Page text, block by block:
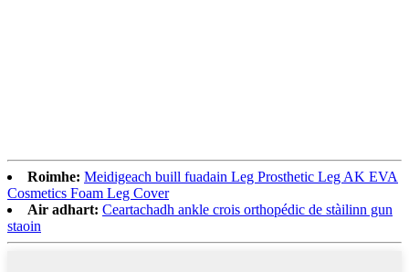
Roimhe: Meidigeach buill fuadain Leg Prosthetic Leg AK EVA
Cosmetics Foam Leg Cover
Air adhart: Ceartachadh ankle crois orthopédic de stàilinn gun
staoin